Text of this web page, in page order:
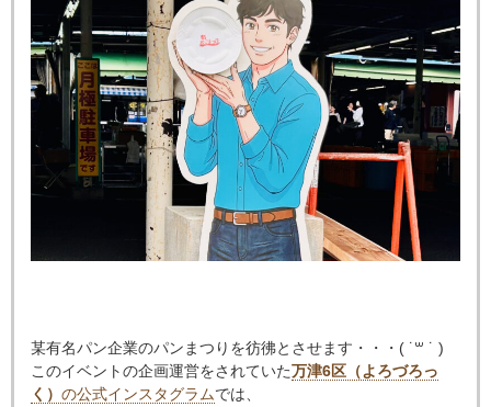
某有名パン企業のパンまつりを彷彿とさせます・・・( ˙ ꒳ ˙ )
このイベントの企画運営をされていた万津6区（よろづろっ
く） の公式インスタグラム では、